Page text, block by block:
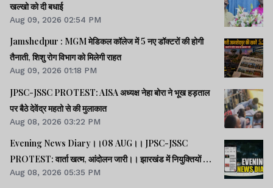
खल्खो को दी बधाई
Aug 09, 2026 02:54 PM
Jamshedpur : MGM मेडिकल कॉलेज में 5 नए डॉक्टरों की होगी
तैनाती, शिशु रोग विभाग को मिलेगी राहत
Aug 09, 2026 01:18 PM
JPSC-JSSC PROTEST: AISA अध्यक्ष नेहा बोरा ने भूख हड़ताल
पर बैठे देवेंद्र महतो से की मुलाकात
Aug 08, 2026 03:22 PM
Evening News Diary।।08 AUG।। JPSC-JSSC
PROTEST: वार्ता खत्म, आंदोलन जारी।। झारखंड में नियुक्तियों में
भ्रष्टाचार-01: विधानसभा से हुई शुरूआत।। महिला आरक्षण कानून
Aug 08, 2026 05:35 PM